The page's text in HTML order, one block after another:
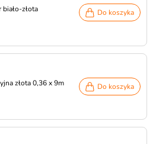
złota Do koszyka
złota 0,36 x 9m Do koszyka